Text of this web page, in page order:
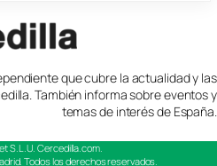
que cubre la actualidad y las
También informa sobre eventos y
temas de interés de España.
S.L.U.Cercedilla.com.
Todos los derechos reservados.